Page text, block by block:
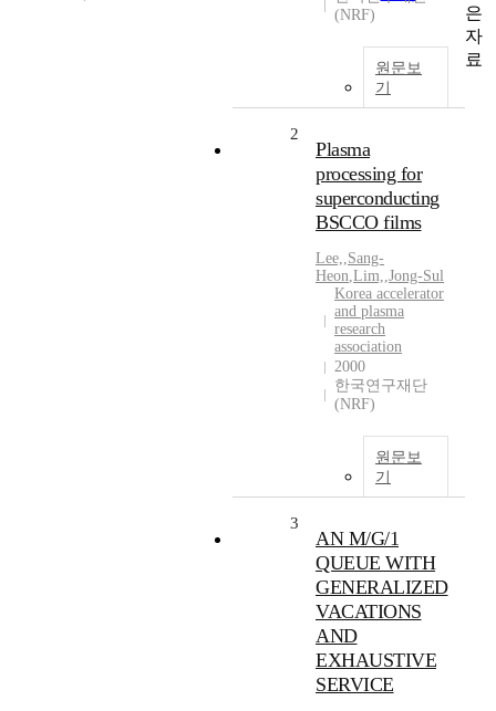
(NRF)
원문보
기
2
Plasma
processing for
superconducting
BSCCO films
Lee,,Sang-
Heon,Lim,,Jong-Sul
Korea accelerator
and plasma
research
association
2000
한국연구재단
(NRF)
원문보
기
3
AN M/G/1
QUEUE WITH
GENERALIZED
VACATIONS
AND
EXHAUSTIVE
SERVICE
은
자
료